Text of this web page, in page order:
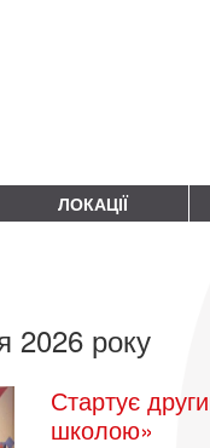
ЛОКАЦІЇ
2026 року
Стартує
школою»